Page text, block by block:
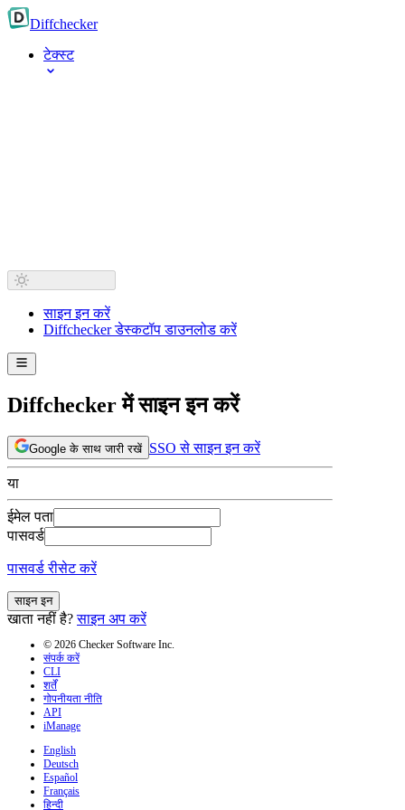
Diffchecker
टेक्स्ट
साइन इन करें
Diffchecker डेस्कटॉप डाउनलोड करें
Diffchecker में साइन इन करें
Google के साथ जारी रखें SSO से साइन इन करें
या
ईमेल पता
पासवर्ड
पासवर्ड रीसेट करें
साइन इन
खाता नहीं है? साइन अप करें
© 2026 Checker Software Inc.
संपर्क करें
CLI
शर्तें
गोपनीयता नीति
API
iManage
English
Deutsch
Español
Français
हिन्दी